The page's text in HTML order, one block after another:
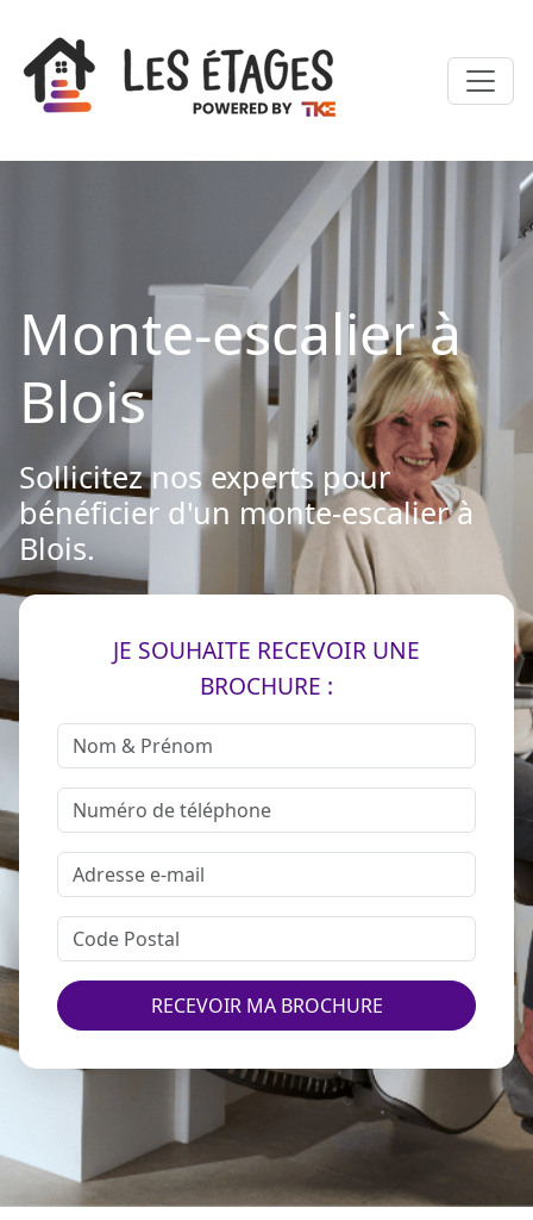
Monte-escalier à
Blois
Sollicitez nos experts pour
bénéficier d'un monte-escalier à
Blois.
JE SOUHAITE RECEVOIR UNE
BROCHURE :
RECEVOIR MA BROCHURE